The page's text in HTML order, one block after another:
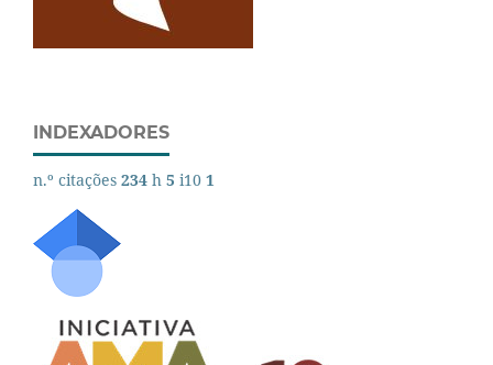
INDEXADORES
n.º citações 234 h 5 i10 1